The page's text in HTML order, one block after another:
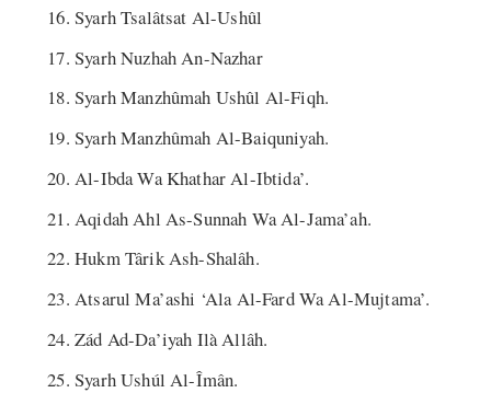
Syarh Tsalâtsat Al-Ushûl
Syarh Nuzhah An-Nazhar
Syarh Manzhûmah Ushûl Al-Fiqh.
Syarh Manzhûmah Al-Baiquniyah.
Al-Ibda Wa Khathar Al-Ibtida’.
Aqidah Ahl As-Sunnah Wa Al-Jama’ah.
Hukm Târik Ash-Shalâh.
Atsarul Ma’ashi ‘Ala Al-Fard Wa Al-Mujtama’.
Zád Ad-Da’iyah Ilà Allâh.
Syarh Ushúl Al-Îmân.